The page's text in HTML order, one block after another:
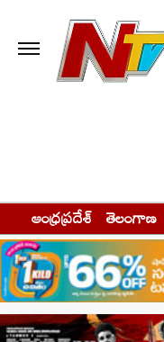
ఆంధ్రప్రదేశ్ తెలంగాణ